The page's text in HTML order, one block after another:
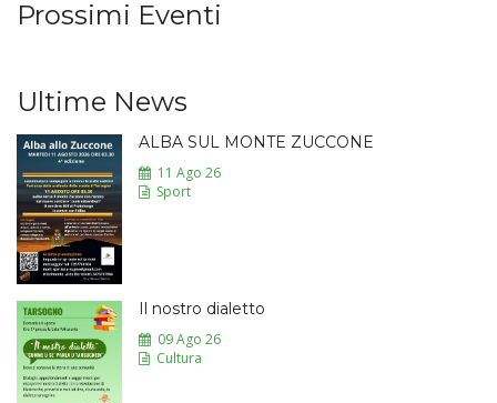
Prossimi Eventi
Ultime News
ALBA SUL MONTE ZUCCONE
11 Ago 26
Sport
Il nostro dialetto
09 Ago 26
Cultura